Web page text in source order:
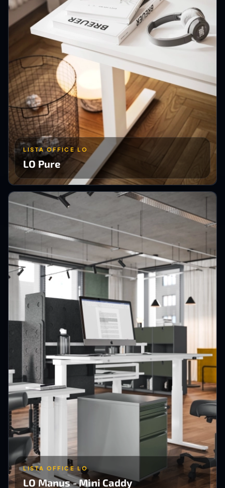
LISTA OFFICE LO
LO Pure
LISTA OFFICE LO
LO Manus - Mini Caddy